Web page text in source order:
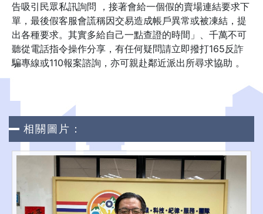
告吸引民眾私訊詢問 ，接著會給一個假的賣場連結要求下
單，最後假客服會謊稱因交易造成帳戶異常或被凍結，提
出各種要求。其實多給自己一點查證的時間」、千萬不可
聽從電話指令操作分享，有任何疑問請立即撥打165反詐
騙專線或110報案諮詢，亦可親赴鄰近派出所尋求協助 。
相關圖片：